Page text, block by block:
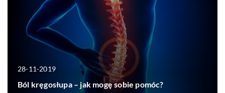
28-11-2019
Ból kręgosłupa – jak mogę sobie pomóc?